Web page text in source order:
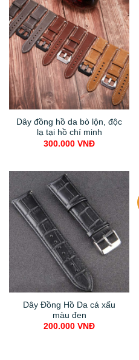
Dây đồng hồ da bò lộn, độc
lạ tại hồ chí minh
300.000 VNĐ
Dây Đồng Hồ Da cá xấu
màu đen
200.000 VNĐ